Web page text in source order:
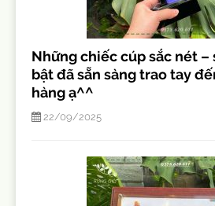
Những chiếc cúp sắc nét –
bật đã sẵn sàng trao tay
hàng ạ^^
22/09/2025